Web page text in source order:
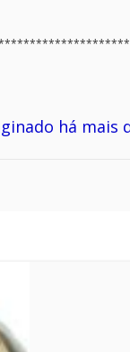
há mais